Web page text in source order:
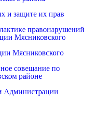
и защите их прав
правонарушений
Мясниковского
Мясниковского
совещание по
районе
Администрации